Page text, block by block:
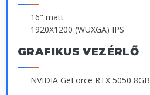
16" matt
1920X1200 (WUXGA) IPS
GRAFIKUS VEZÉRLŐ
NVIDIA GeForce RTX 5050 8GB